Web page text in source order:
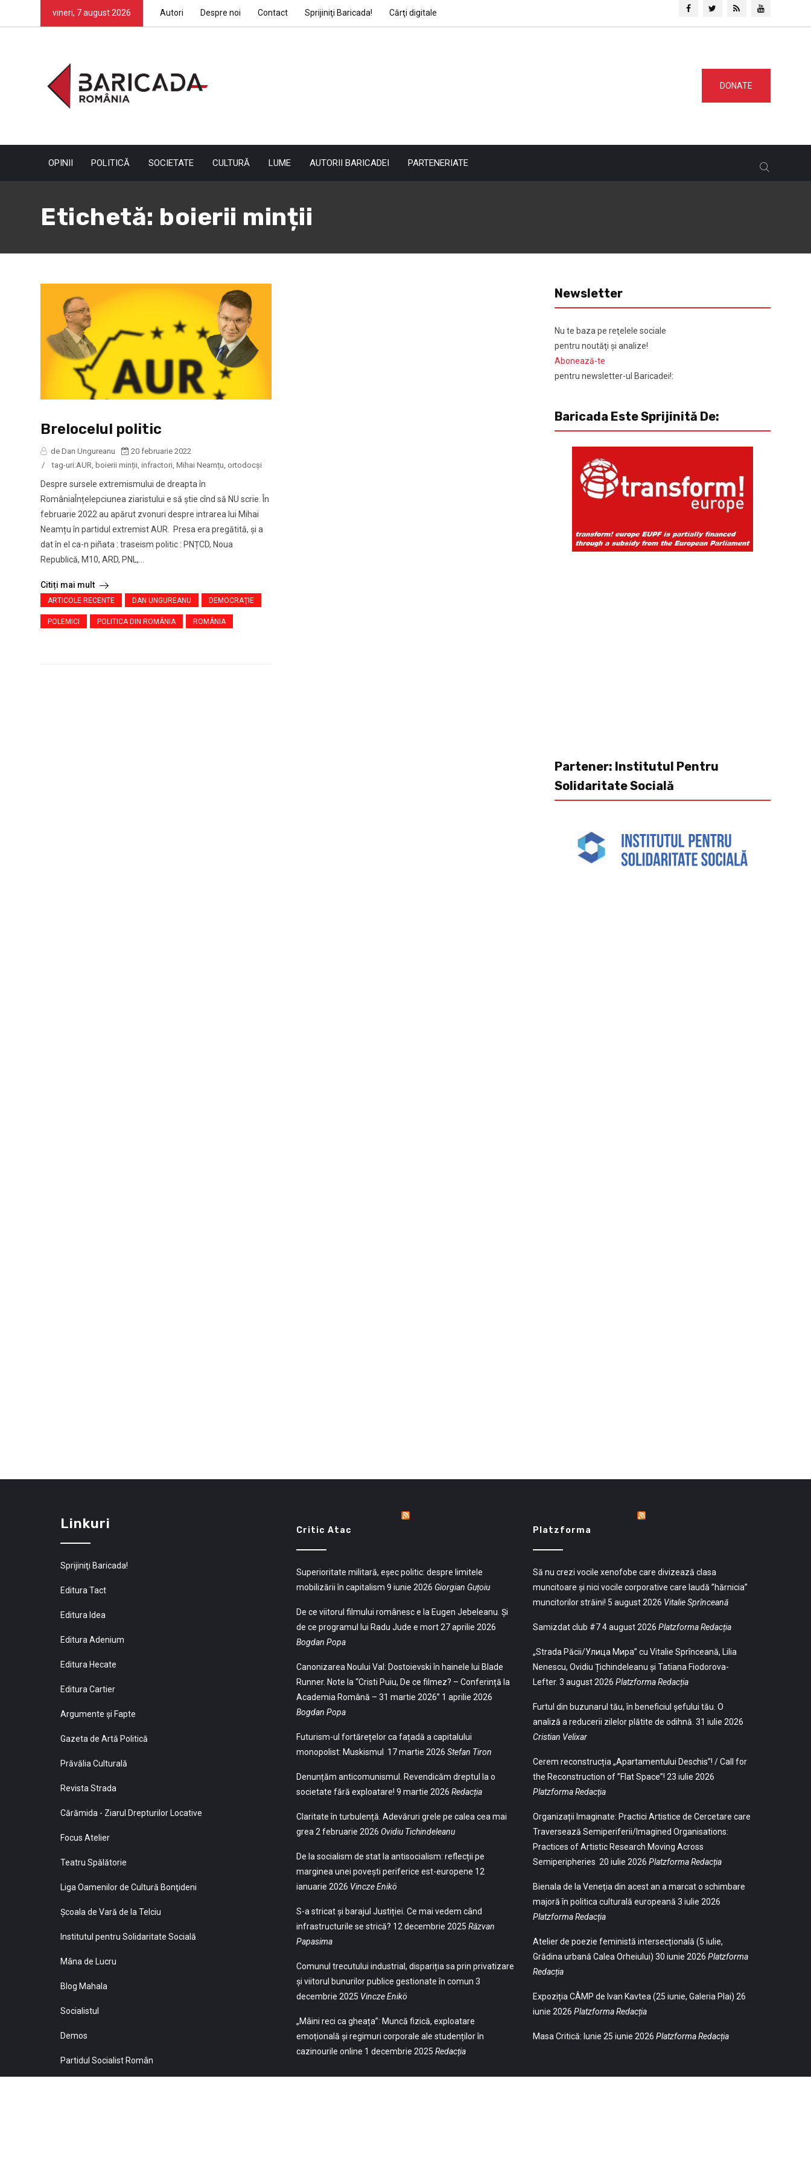
vineri, 7 august 2026 Autori Despre noi Contact Sprijiniţi Baricada! Cărţi digitale
DONATE
OPINII POLITICĂ SOCIETATE CULTURĂ LUME AUTORII BARICADEI PARTENERIATE
Etichetă: boierii minții
Brelocelul politic
de Dan Ungureanu
20 februarie 2022
/
tag-uri:AUR boierii minții infractori Mihai Neamțu ortodocși
Despre sursele extremismului de dreapta în
RomâniaÎnțelepciunea ziaristului e să știe cînd să NU scrie. În
februarie 2022 au apărut zvonuri despre intrarea lui Mihai
Neamțu în partidul extremist AUR. Presa era pregătită, și a
dat în el ca-n piñata : traseism politic : PNȚCD, Noua
Republică, M10, ARD, PNL,...
Citiți mai mult
ARTICOLE RECENTE DAN UNGUREANU DEMOCRAŢIE
POLEMICI POLITICA DIN ROMÂNIA ROMÂNIA
Newsletter
Nu te baza pe reţelele sociale
pentru noutăţi şi analize!
Abonează-te
pentru newsletter-ul Baricadei!:
Baricada Este Sprijinită De:
Partener: Institutul Pentru
Solidaritate Socială
Linkuri
Sprijiniţi Baricada!
Editura Tact
Editura Idea
Editura Adenium
Editura Hecate
Editura Cartier
Argumente și Fapte
Gazeta de Artă Politică
Prăvălia Culturală
Revista Strada
Cărămida - Ziarul Drepturilor Locative
Focus Atelier
Teatru Spălătorie
Liga Oamenilor de Cultură Bonţideni
Şcoala de Vară de la Telciu
Institutul pentru Solidaritate Socială
Mâna de Lucru
Blog Mahala
Socialistul
Demos
Partidul Socialist Român
Critic Atac
Superioritate militară, eșec politic: despre limitele
mobilizării în capitalism 9 iunie 2026 Giorgian Guțoiu
De ce viitorul filmului românesc e la Eugen Jebeleanu. Și
de ce programul lui Radu Jude e mort 27 aprilie 2026
Bogdan Popa
Canonizarea Noului Val: Dostoievski în hainele lui Blade
Runner. Note la “Cristi Puiu, De ce filmez? – Conferință la
Academia Română – 31 martie 2026” 1 aprilie 2026
Bogdan Popa
Futurism-ul fortărețelor ca fațadă a capitalului
monopolist: Muskismul 17 martie 2026 Stefan Tiron
Denunțăm anticomunismul. Revendicăm dreptul la o
societate fără exploatare! 9 martie 2026 Redacția
Claritate în turbulență. Adevăruri grele pe calea cea mai
grea 2 februarie 2026 Ovidiu Tichindeleanu
De la socialism de stat la antisocialism: reflecții pe
marginea unei povești periferice est-europene 12
ianuarie 2026 Vincze Enikö
S-a stricat și barajul Justiției. Ce mai vedem când
infrastructurile se strică? 12 decembrie 2025 Răzvan
Papasima
Comunul trecutului industrial, dispariția sa prin privatizare
și viitorul bunurilor publice gestionate în comun 3
decembrie 2025 Vincze Enikö
„Mâini reci ca gheața”: Muncă fizică, exploatare
emoțională și regimuri corporale ale studenților în
cazinourile online 1 decembrie 2025 Redacția
Platzforma
Să nu crezi vocile xenofobe care divizează clasa
muncitoare și nici vocile corporative care laudă ”hărnicia”
muncitorilor străini! 5 august 2026 Vitalie Sprînceană
Samizdat club #7 4 august 2026 Platzforma Redacția
„Strada Păcii/Улица Мира” cu Vitalie Sprînceană, Lilia
Nenescu, Ovidiu Țichindeleanu și Tatiana Fiodorova-
Lefter. 3 august 2026 Platzforma Redacția
Furtul din buzunarul tău, în beneficiul șefului tău. O
analiză a reducerii zilelor plătite de odihnă. 31 iulie 2026
Cristian Velixar
Cerem reconstrucția „Apartamentului Deschis”! / Call for
the Reconstruction of ”Flat Space”! 23 iulie 2026
Platzforma Redacția
Organizații Imaginate: Practici Artistice de Cercetare care
Traversează Semiperiferii/Imagined Organisations:
Practices of Artistic Research Moving Across
Semiperipheries 20 iulie 2026 Platzforma Redacția
Bienala de la Veneția din acest an a marcat o schimbare
majoră în politica culturală europeană 3 iulie 2026
Platzforma Redacția
Atelier de poezie feministă intersecțională (5 iulie,
Grădina urbană Calea Orheiului) 30 iunie 2026 Platzforma
Redacția
Expoziția CÂMP de Ivan Kavtea (25 iunie, Galeria Plai) 26
iunie 2026 Platzforma Redacția
Masa Critică: Iunie 25 iunie 2026 Platzforma Redacția